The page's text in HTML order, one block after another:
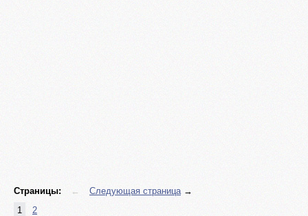
Страницы: ← Следующая страница→
1
2